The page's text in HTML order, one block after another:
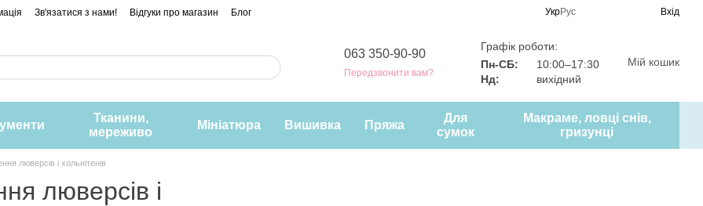
Зв'язатися з нами! Відгуки про магазин Блог УкрРус Вхід
063 350-90-90
Передзвонити вам?
Графік роботи:
Пн-СБ:
10:00–17:30
Нд:
вихідний
Мій кошик
Тканини,
мереживо
Мініатюра Вишивка Пряжа
Для
сумок
Макраме, ловці снів,
гризунці
люверсів і хольнітенів
люверсів і